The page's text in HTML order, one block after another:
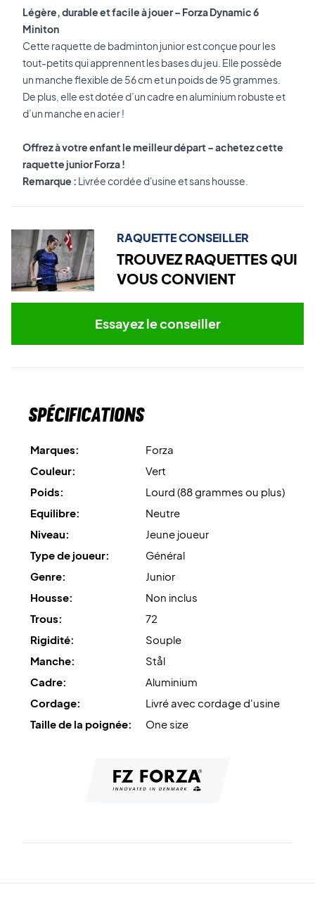
Légère, durable et facile à jouer – Forza Dynamic 6
Miniton
Cette raquette de badminton junior est conçue pour les
tout-petits qui apprennent les bases du jeu. Elle possède
un manche flexible de 56 cm et un poids de 95 grammes.
De plus, elle est dotée d’un cadre en aluminium robuste et
d’un manche en acier !
Offrez à votre enfant le meilleur départ – achetez cette
raquette junior Forza !
Remarque : Livrée cordée d'usine et sans housse.
RAQUETTE CONSEILLER
TROUVEZ RAQUETTES QUI
VOUS CONVIENT
Essayez le conseiller
Spécifications
Marques:
Forza
Couleur:
Vert
Poids:
Lourd (88 grammes ou plus)
Equilibre:
Neutre
Niveau:
Jeune joueur
Type de joueur:
Général
Genre:
Junior
Housse:
Non inclus
Trous:
72
Rigidité:
Souple
Manche:
Stål
Cadre:
Aluminium
Cordage:
Livré avec cordage d'usine
Taille de la poignée:
One size